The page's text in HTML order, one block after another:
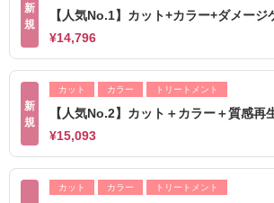
新
規
【人気No.1】カット+カラー+ダメージ
¥14,796
新
規
カット カラー トリートメント
【人気No.2】カット＋カラー＋質感再
¥15,093
カット カラー トリートメント